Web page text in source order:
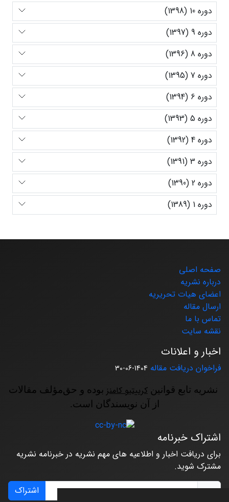
دوره 10 (1398)
دوره 9 (1397)
دوره 8 (1396)
دوره 7 (1395)
دوره 6 (1394)
دوره 5 (1393)
دوره 4 (1392)
دوره 3 (1391)
دوره 2 (1390)
دوره 1 (1389)
صفحه اصلی
درباره نشریه
اعضای هیات تحریریه
ارسال مقاله
تماس با ما
نقشه سایت
اخبار و اعلانات
فراخوان دریافت مقاله 1404-06-30
نشریه تابع قوانین کرییتیو کامنز بوده و حق‌مؤلف مقالات
از آن نویسندگان است.
اشتراک خبرنامه
برای دریافت اخبار و اطلاعیه های مهم نشریه در خبرنامه نشریه
مشترک شوید.
اشتراک